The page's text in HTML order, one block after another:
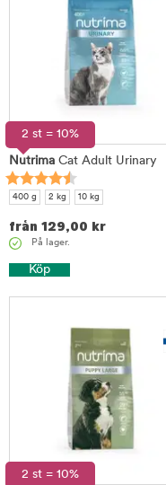
2 st = 10%
Nutrima Cat Adult Urinary
400 g 2 kg 10 kg
från 129,00 kr
På lager.
Köp
2 st = 10%